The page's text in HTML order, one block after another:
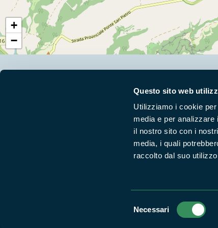
Questo sito web
Utilizziamo i cookie
media e per
il nostro sito con i
media, i quali
raccolto dal suo
Necessari
+
−
- Il materiale del sito è liberamente utilizzabile: